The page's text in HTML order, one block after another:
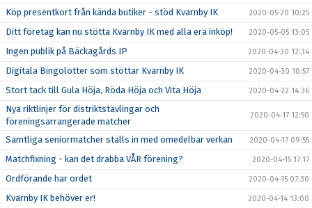
Köp presentkort från kända butiker - stöd Kvarnby IK 2020-05-20 10:25
Ditt företag kan nu stötta Kvarnby IK med alla era inköp! 2020-05-05 13:05
Ingen publik på Bäckagårds IP 2020-04-30 12:34
Digitala Bingolotter som stöttar Kvarnby IK 2020-04-30 10:57
Stort tack till Gula Höja, Röda Höja och Vita Höja 2020-04-22 14:36
Nya riktlinjer för distriktstävlingar och
föreningsarrangerade matcher
2020-04-17 12:50
Samtliga seniormatcher ställs in med omedelbar verkan 2020-04-17 09:55
Matchfixning - kan det drabba VÅR förening? 2020-04-15 17:17
Ordförande har ordet 2020-04-15 07:30
Kvarnby IK behöver er! 2020-04-14 13:00